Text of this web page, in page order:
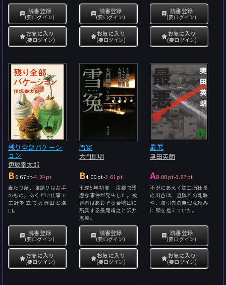
読書登録
(要ログイン)
お気に入り
(要ログイン)
読書登録
(要ログイン)
お気に入り
(要ログイン)
読書登録
(要ログイン)
お気に入り
(要ログイン)
残り全部バケーシ
ョン
伊坂幸太郎
B 6.67pt-4.24pt
当たり屋、強請りはお手
のもの。あくどい仕事で
生計を立てる岡田と溝
口。
読書登録
(要ログイン)
お気に入り
(要ログイン)
雪冤
大門剛明
B4.00pt-3.61pt
平成5年初夏―京都で残
虐な事件が発生した。被
害者はあおぞら合唱団に
所属する長尾靖之と沢井
恵美。
読書登録
(要ログイン)
お気に入り
(要ログイン)
最悪
奥田英朗
A8.00pt-3.97pt
不況にあえぐ鉄工所社長
の川谷は、近隣との軋轢
や、取引先の無理な頼み
に頭を抱えていた。
読書登録
(要ログイン)
お気に入り
(要ログイン)